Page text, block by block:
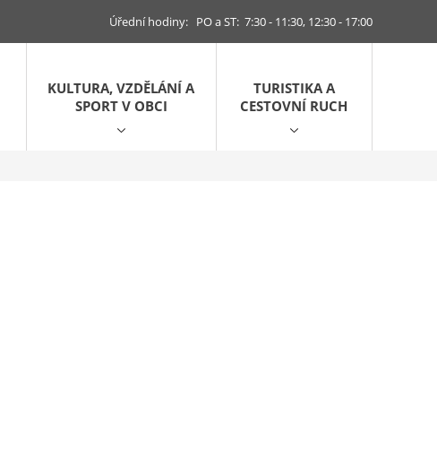
Úřední hodiny: PO a ST: 7:30 - 11:30, 12:30 - 17:00
KULTURA, VZDĚLÁNÍ A
SPORT V OBCI
TURISTIKA A
CESTOVNÍ RUCH